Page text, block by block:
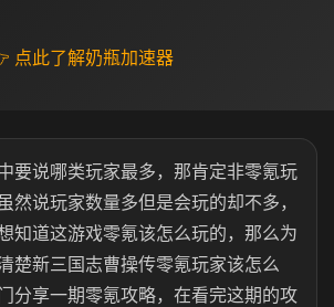
点此了解奶瓶加速器
要说哪类玩家最多，那肯定非零氪玩
然说玩家数量多但是会玩的却不多，
知道这游戏零氪该怎么玩的，那么为
楚新三国志曹操传零氪玩家该怎么
分享一期零氪攻略，在看完这期的攻